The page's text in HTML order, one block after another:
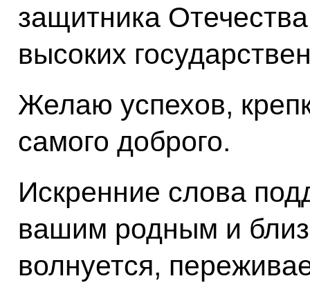
защитника
высоких
Желаю успехов,
самого доброго.
Искренние слова
вашим родным и
волнуется,